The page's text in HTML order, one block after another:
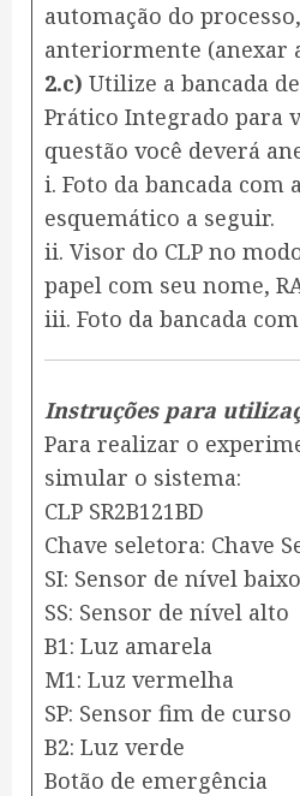
automação do
anteriormente (anexar
2.c) Utilize a bancada
Prático Integrado para
questão você deverá
i. Foto da bancada com
esquemático a seguir.
ii. Visor do CLP no
papel com seu nome,
iii. Foto da bancada
Instruções para
Para realizar o
simular o sistema:
CLP SR2B121BD
Chave seletora: Chave
SI: Sensor de nível baixo
SS: Sensor de nível alto
B1: Luz amarela
M1: Luz vermelha
SP: Sensor fim de curso
B2: Luz verde
Botão de emergência